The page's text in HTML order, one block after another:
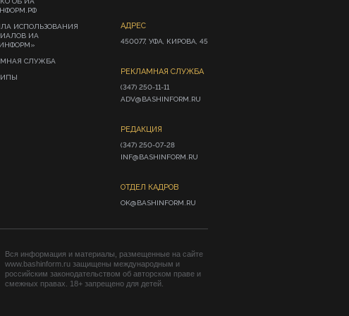
ИСПОЛЬЗОВАНИЯ
ИА
СЛУЖБА
АДРЕС
450077, УФА, КИРОВА, 45
РЕКЛАМНАЯ СЛУЖБА
(347) 250-11-11
ADV@BASHINFORM.RU
РЕДАКЦИЯ
(347) 250-07-28
INF@BASHINFORM.RU
ОТДЕЛ КАДРОВ
OK@BASHINFORM.RU
Вся информация и материалы, размещенные на сайте
www.bashinform.ru защищены международным и
российским законодательством об авторском праве и
смежных правах. 18+ запрещено для детей.